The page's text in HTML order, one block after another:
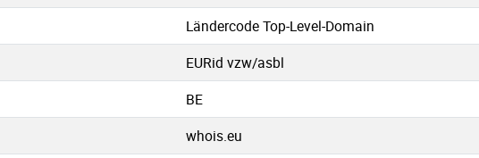
Ländercode Top-Level-Domain
EURid vzw/asbl
BE
whois.eu